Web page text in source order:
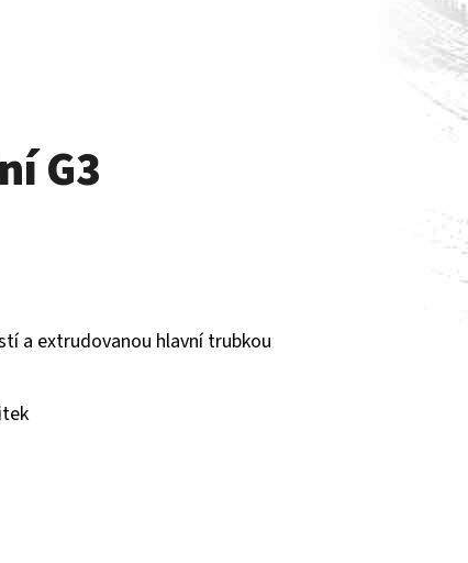
G3
a extrudovanou hlavní trubkou